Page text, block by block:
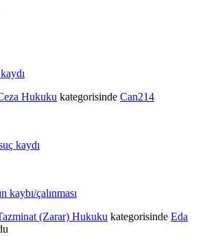
Hukuku kategorisinde Can214
kaydı
kaybı/çalınması
(Zarar) Hukuku kategorisinde Eda